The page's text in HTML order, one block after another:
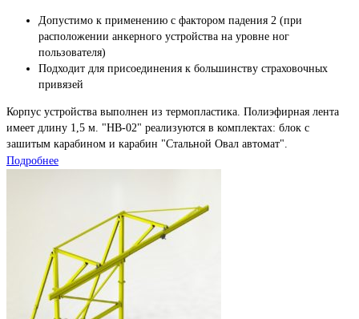
Допустимо к применению с фактором падения 2 (при
расположении анкерного устройства на уровне ног
пользователя)
Подходит для присоединения к большинству страховочных
привязей
Корпус устройства выполнен из термопластика. Полиэфирная лента
имеет длину 1,5 м. "НВ-02" реализуются в комплектах: блок с
зашитым карабином и карабин "Стальной Овал автомат".
Подробнее